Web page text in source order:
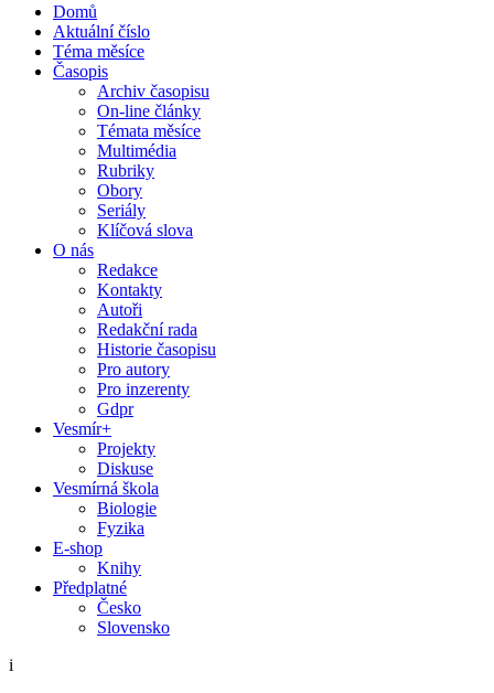
Domů
Aktuální číslo
Téma měsíce
Časopis
Archiv časopisu
On-line články
Témata měsíce
Multimédia
Rubriky
Obory
Seriály
Klíčová slova
O nás
Redakce
Kontakty
Autoři
Redakční rada
Historie časopisu
Pro autory
Pro inzerenty
Gdpr
Vesmír+
Projekty
Diskuse
Vesmírná škola
Biologie
Fyzika
E-shop
Knihy
Předplatné
Česko
Slovensko
i